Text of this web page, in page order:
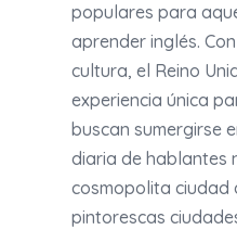
populares para
aprender inglés.
cultura, el Reino
experiencia única
buscan sumergirse
diaria de hablantes
cosmopolita ciudad
pintorescas